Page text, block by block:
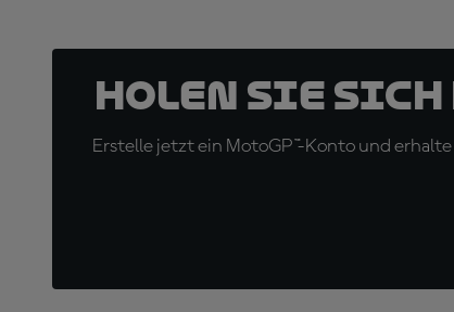
Holen Sie
Erstelle jetzt ein MotoGP™-Konto und